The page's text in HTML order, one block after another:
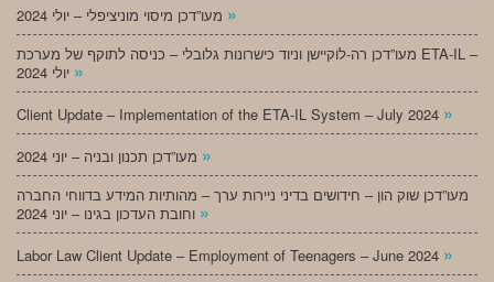
»
מעו”דכן רה-לוקיישן וניוד כישרונות גלובלי – כניסה לתוקף של מערכת ETA-IL –
»
Client Update – Implementation of the ETA-IL System – July 2024 »
»
מעו”דכן שוק הון – חידושים בדיני ניירות ערך – מהותיות המידע בדווחי החברה
»
Labor Law Client Update – Employment of Teenagers – June 2024 »